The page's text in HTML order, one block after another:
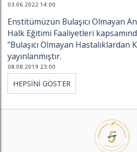
03.06.2022 14:00
Enstitümüzün Bulaşıcı Olmayan
Halk Eğitimi Faaliyetleri
"Bulaşıcı Olmayan Hastalıklardan
yayınlanmıştır.
08.08.2019 23:00
HEPSİNİ GÖSTER